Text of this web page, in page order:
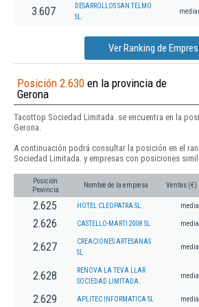
3.607
DESARROLLOS SAN TELMO
SL.
Ver Ranking de
Posición 2.630 en la provincia de
Gerona
Tacottop Sociedad Limitada. se encuentra en la
Gerona.
A continuación podrá consultar la posición en el
Sociedad Limitada. y empresas con posiciones
Posición
Provincia
Nombre de la empresa Ventas (€)
2.625 HOTEL CLEOPATRA SL.
2.626 CASTELLO-MARTI 2008 SL
2.627
CREACIONES ARTESANAS
SL
2.628
RENOVA LA TEVA LLAR
SOCIEDAD LIMITADA.
2.629 APLITEC INFORMATICA SL